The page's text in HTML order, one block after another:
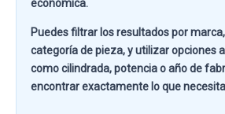
económica.
Puedes filtrar los resultados por
categoría de pieza, y utilizar opciones
comocilindrada, potencia o año de
encontrar exactamente lo que